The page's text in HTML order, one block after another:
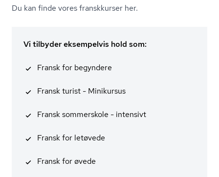
Du kan finde vores franskkurser her.
Vi tilbyder eksempelvis hold som:
Fransk for begyndere
Fransk turist - Minikursus
Fransk sommerskole - intensivt
Fransk for letøvede
Fransk for øvede